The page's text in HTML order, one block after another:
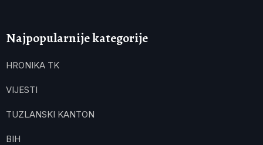
Najpopularnije kategorije
HRONIKA TK
VIJESTI
TUZLANSKI KANTON
BIH